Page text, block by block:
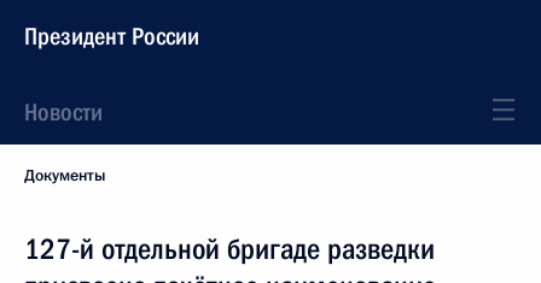
Президент России
Новости
Документы
127-й отдельной бригаде разведки